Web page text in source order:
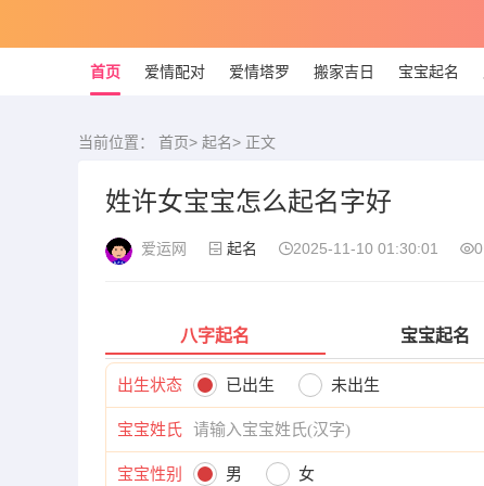
首页 爱情配对 爱情塔罗 搬家吉日 宝宝起名
当前位置： 首页> 起名> 正文
姓许女宝宝怎么起名字好
爱运网 起名 2025-11-10 01:30:01 0
八字起名 宝宝起名
出生状态 已出生 未出生
宝宝姓氏
宝宝性别 男 女